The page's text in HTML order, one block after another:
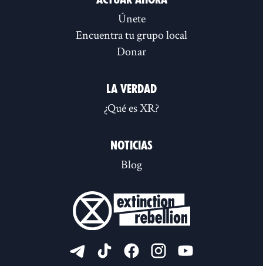
Únete
Encuentra tu grupo local
Donar
La verdad
¿Qué es XR?
Noticias
Blog